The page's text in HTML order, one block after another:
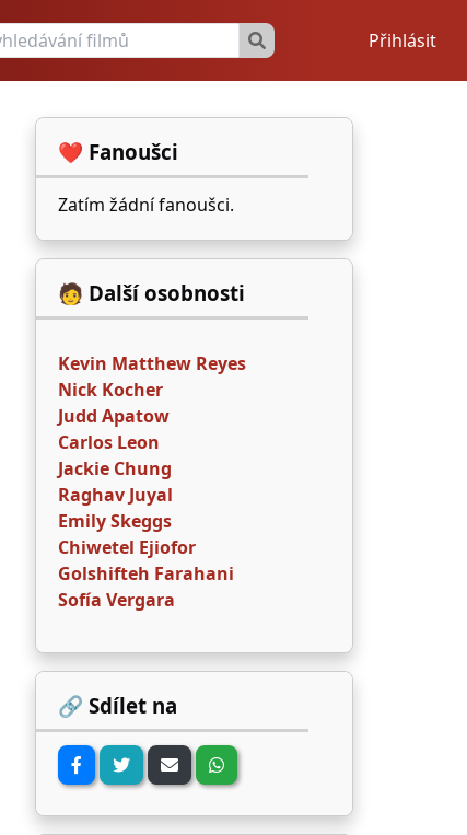
Přihlásit
❤️ Fanoušci
Zatím žádní fanoušci.
🧑 Další osobnosti
Kevin Matthew Reyes
Nick Kocher
Judd Apatow
Carlos Leon
Jackie Chung
Raghav Juyal
Emily Skeggs
Chiwetel Ejiofor
Golshifteh Farahani
Sofía Vergara
🔗 Sdílet na